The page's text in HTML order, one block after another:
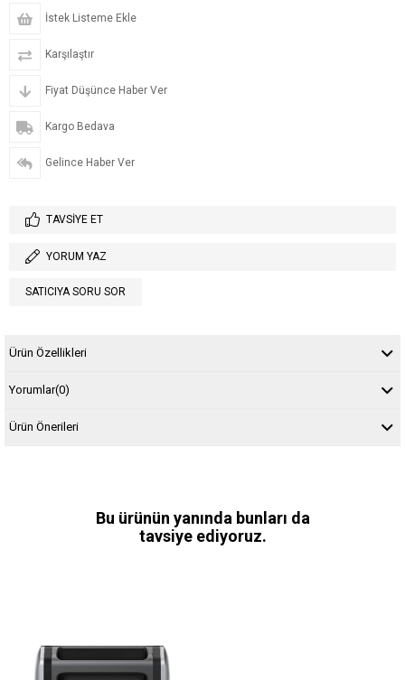
İstek Listeme Ekle
Karşılaştır
Fiyat Düşünce Haber Ver
Kargo Bedava
Gelince Haber Ver
TAVSIYE ET
YORUM YAZ
SATICIYA SORU SOR
Ürün Özellikleri
Yorumlar(0)
Ürün Önerileri
Bu ürünün yanında bunları da
tavsiye ediyoruz.